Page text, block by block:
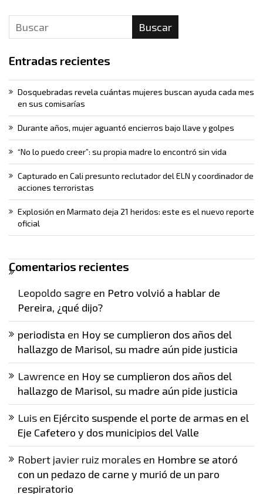
Buscar
Entradas recientes
Dosquebradas revela cuántas mujeres buscan ayuda cada mes
en sus comisarías
Durante años, mujer aguantó encierros bajo llave y golpes
“No lo puedo creer”: su propia madre lo encontró sin vida
Capturado en Cali presunto reclutador del ELN y coordinador de
acciones terroristas
Explosión en Marmato deja 21 heridos: este es el nuevo reporte
oficial
Comentarios recientes
Leopoldo sagre en Petro volvió a hablar de
Pereira, ¿qué dijo?
periodista en Hoy se cumplieron dos años del
hallazgo de Marisol, su madre aún pide justicia
Lawrence en Hoy se cumplieron dos años del
hallazgo de Marisol, su madre aún pide justicia
Luis en Ejército suspende el porte de armas en el
Eje Cafetero y dos municipios del Valle
Robert javier ruiz morales en Hombre se atoró
con un pedazo de carne y murió de un paro
respiratorio